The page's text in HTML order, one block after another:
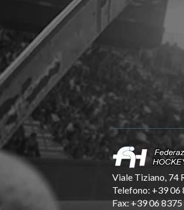
Viale Tiziano, 74
Telefono: +39 06
Fax: +39 06